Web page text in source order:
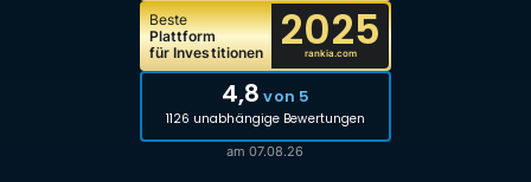
Beste
Plattform
für Investitionen
2025
rankia.com
4,8 von 5
1126 unabhängige Bewertungen
am 07.08.26